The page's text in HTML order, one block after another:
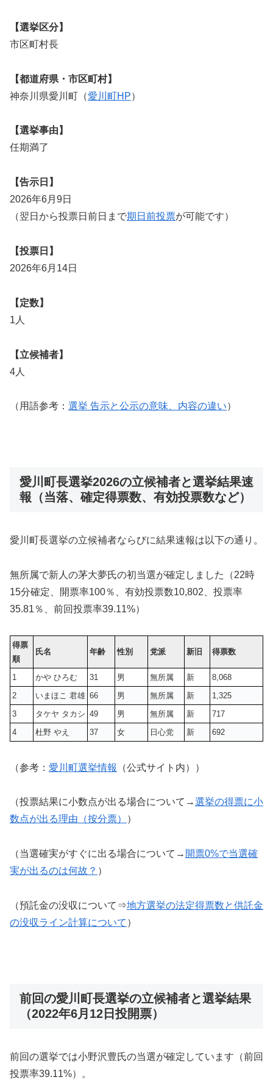
【選挙区分】
市区町村長
【都道府県・市区町村】
神奈川県愛川町（愛川町HP）
【選挙事由】
任期満了
【告示日】
2026年6月9日
（翌日から投票日前日まで期日前投票が可能です）
【投票日】
2026年6月14日
【定数】
1人
【立候補者】
4人
（用語参考： 選挙 告示と公示の意味、内容の違い）
愛川町長選挙2026の立候補者と選挙結果速
報（当落、確定得票数、有効投票数など）
愛川町長選挙の立候補者ならびに結果速報は以下の通り。
無所属で新人の茅大夢氏の初当選が確定しました（22時
15分確定、開票率100％、有効投票数10,802 、投票率
35.81％、前回投票率39.11%）
得票
順
氏名 年齢 性別 党派 新旧 得票数
1 かや ひろむ 31 男 無所属 新
8,068
2
いまほこ 君雄 66 男 無所属 新
1,325
3
タケヤ タカシ 49 男 無所属 新
717
4
杜野 やえ 37 女 日心党 新 692
（参考： 愛川町選挙情報 （公式サイト内））
（投票結果に小数点が出る場合について→選挙の得票に小
数点が出る理由（按分票）
）
（当選確実がすぐに出る場合について→ 開票0%で当選確
実が出るのは何故？ ）
（預託金の没収について⇒地方選挙の法定得票数と供託金
の没収ライン計算について ）
前回の愛川町長選挙の立候補者と選挙結果
（2022年6月12日投開票）
前回の選挙では小野沢豊氏の当選が確定しています（前回
投票率39.11%）。